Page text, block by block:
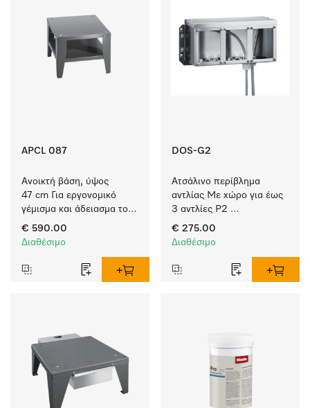
APCL 087
Ανοικτή βάση, ύψος
47 cm Για εργονομικό
γέμισμα και άδειασμα του
πλυντηρίου ρούχων και
του στεγνωτηρίου.
€ 590.00
Διαθέσιμο
DOS-G2
Ατσάλινο περίβλημα
αντλίας Με χώρο για έως
3 αντλίες P2
δοσομέτρησης υγρών.
€ 275.00
Διαθέσιμο